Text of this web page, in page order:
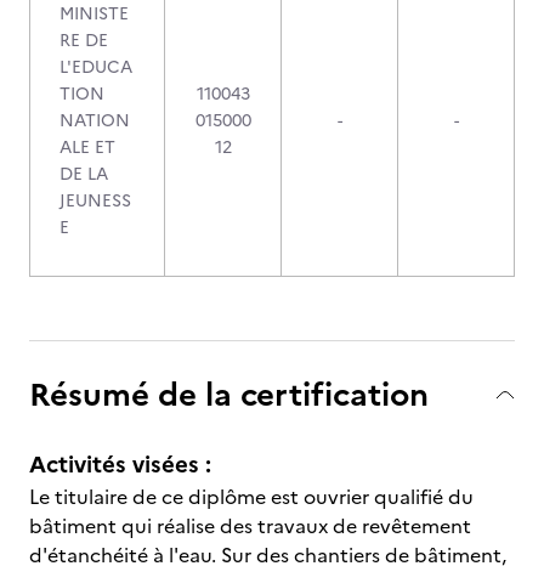
MINISTE
RE DE
L'EDUCA
TION
NATION
ALE ET
DE LA
JEUNESS
E
110043
015000
12
- -
Résumé de la certification
Activités visées :
Le titulaire de ce diplôme est ouvrier qualifié du
bâtiment qui réalise des travaux de revêtement
d'étanchéité à l'eau. Sur des chantiers de bâtiment,